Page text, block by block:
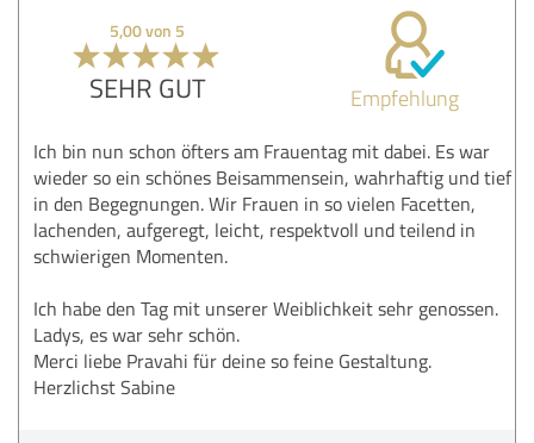
5,00 von 5
SEHR GUT Empfehlung
Ich bin nun schon öfters am Frauentag mit dabei. Es war
wieder so ein schönes Beisammensein, wahrhaftig und tief
in den Begegnungen. Wir Frauen in so vielen Facetten,
lachenden, aufgeregt, leicht, respektvoll und teilend in
schwierigen Momenten.
Ich habe den Tag mit unserer Weiblichkeit sehr genossen.
Ladys, es war sehr schön.
Merci liebe Pravahi für deine so feine Gestaltung.
Herzlichst Sabine